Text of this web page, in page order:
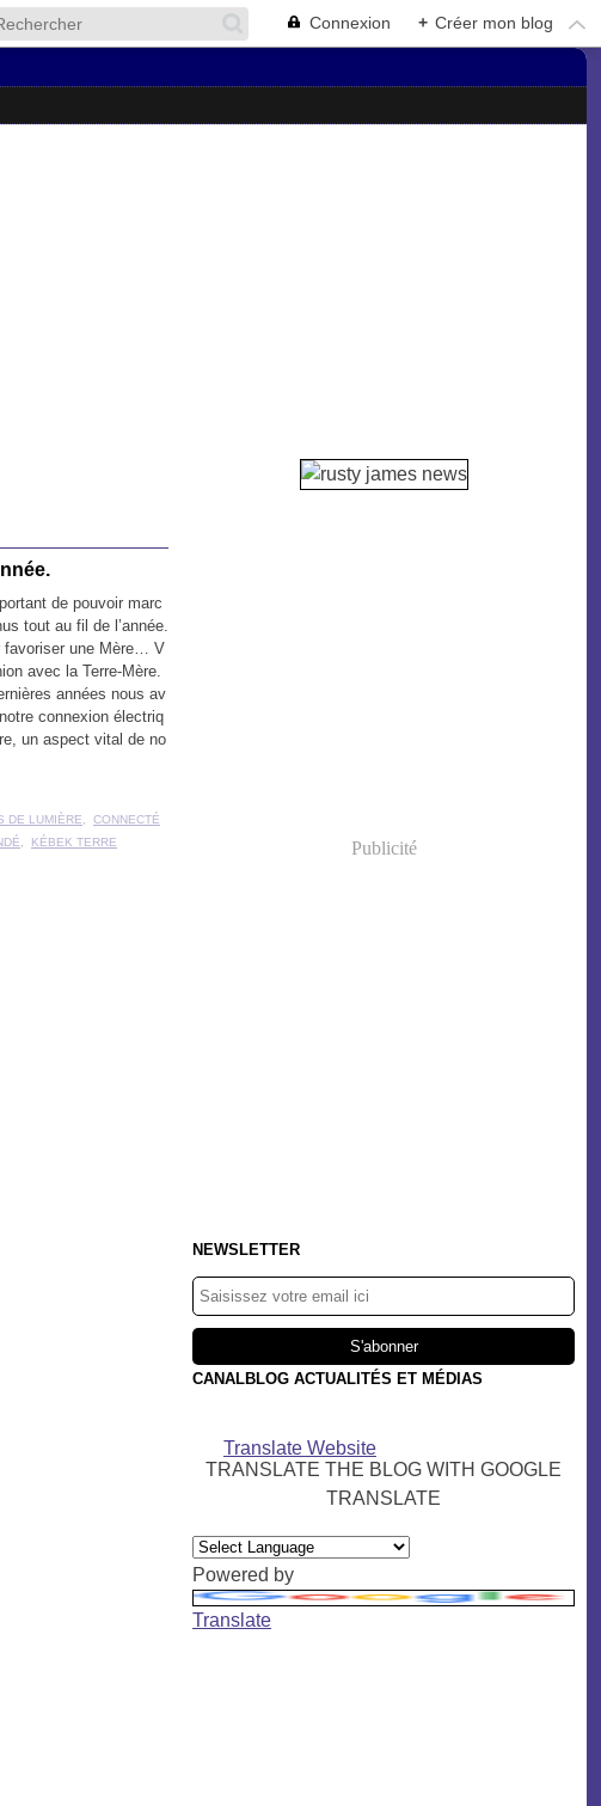
Connexion + Créer mon blog
de pouvoir marc
tout au fil de l’année.
favoriser une Mère… V
avec la Terre-Mère.
années nous av
connexion électriq
un aspect vital de no
DE LUMIÈRE
CONNECTÉ
KÉBEK TERRE
Publicité
NEWSLETTER
CANALBLOG ACTUALITÉS ET MÉDIAS
Translate Website
TRANSLATE THE BLOG WITH GOOGLE
TRANSLATE
Powered by
Translate